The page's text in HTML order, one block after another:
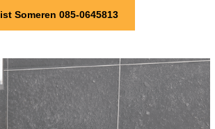
Someren 085-0645813